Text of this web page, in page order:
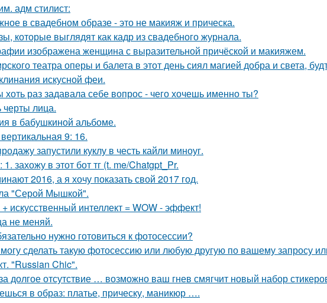
адм стилист:
в свадебном образе - это не макияж и прическа.
которые выглядят как кадр из свадебного журнала.
изображена женщина с выразительной причёской и макияжем.
театра оперы и балета в этот день сиял магией добра и света,
искусной феи.
хоть раз задавала себе вопрос - чего хочешь именно ты?
лица.
в бабушкиной альбоме.
9: 16.
запустили куклу в честь кайли миноуг.
захожу в этот бот тг (t. me/Chatgpt_Pr.
2016, а я хочу показать свой 2017 год.
"Серой Мышкой".
искусственный интеллект = WOW - эффект!
не меняй.
нужно готовиться к фотосессии?
сделать такую фотосессию или любую другую по вашему запросу
"Russian Chic".
долгое отсутствие … возможно ваш гнев смягчит новый набор
в образ: платье, прическу, маникюр ….